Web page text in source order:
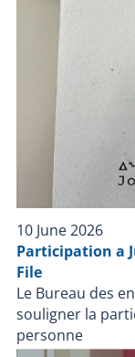
vitesse avec le
de son
boucher et
l’épaule. Trois
qui s’écroule
l’hôpital où
la Loi sur la
Directeur des
janvier 2018.
DPCP
accusations
que le rapport
puisqu’il
nominatifs,
impliquées et
de preuve.
information
10 June 2026
Participation a
File
Le Bureau des
souligner la
personne